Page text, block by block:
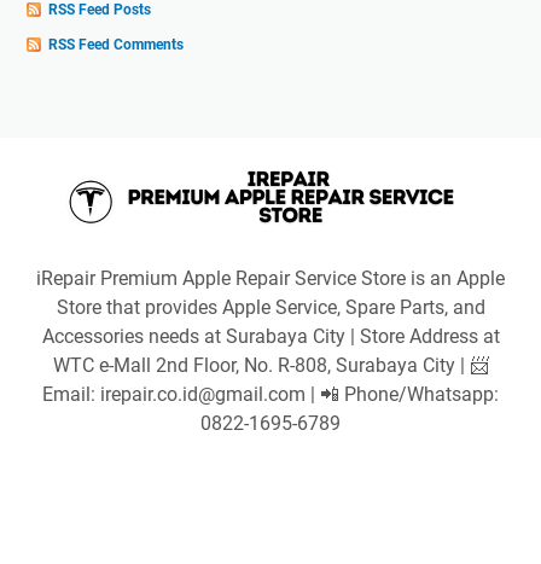
RSS Feed Posts
RSS Feed Comments
iRepair Premium Apple Repair Service Store is an Apple
Store that provides Apple Service, Spare Parts, and
Accessories needs at Surabaya City | Store Address at
WTC e-Mall 2nd Floor, No. R-808, Surabaya City | 📨
Email: irepair.co.id@gmail.com | 📲 Phone/Whatsapp:
0822-1695-6789